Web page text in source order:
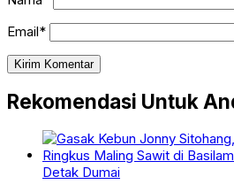
Email*
Rekomendasi Untuk
Detak Dumai